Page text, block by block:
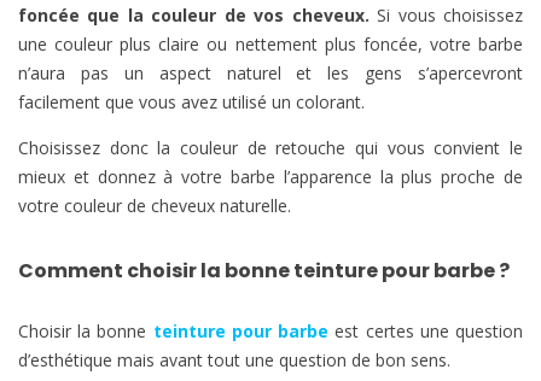
foncée que la couleur de vos cheveux. Si vous choisissez
une couleur plus claire ou nettement plus foncée, votre barbe
n’aura pas un aspect naturel et les gens s’apercevront
facilement que vous avez utilisé un colorant.
Choisissez donc la couleur de retouche qui vous convient le
mieux et donnez à votre barbe l’apparence la plus proche de
votre couleur de cheveux naturelle.
Comment choisir la bonne teinture pour barbe ?
Choisir la bonne teinture pour barbe est certes une question
d’esthétique mais avant tout une question de bon sens.